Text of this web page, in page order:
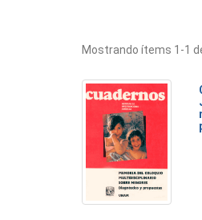
Mostrando ítems 1-1